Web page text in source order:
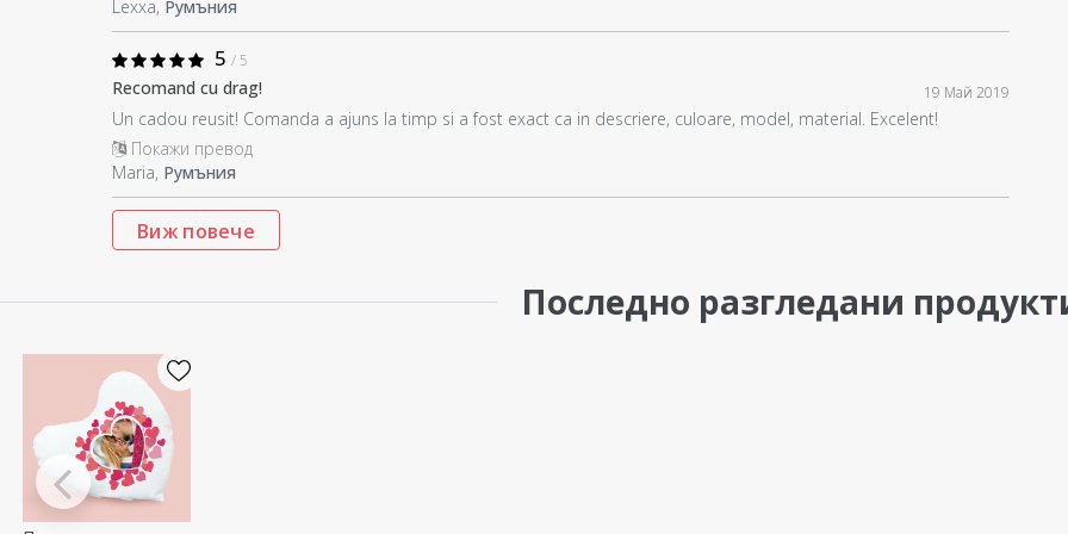
Lexxa, Румъния
5 / 5
Recomand cu drag! 19 Май 2019
Un cadou reusit! Comanda a ajuns la timp si a fost exact ca in descriere, culoare, model, material. Excelent!
Покажи превод
Maria, Румъния
Виж повече
Последно разгледани